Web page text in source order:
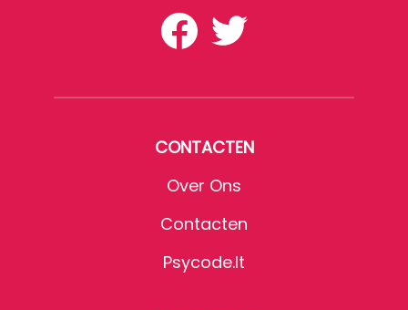
CONTACTEN
Over Ons
Contacten
Psycode.it